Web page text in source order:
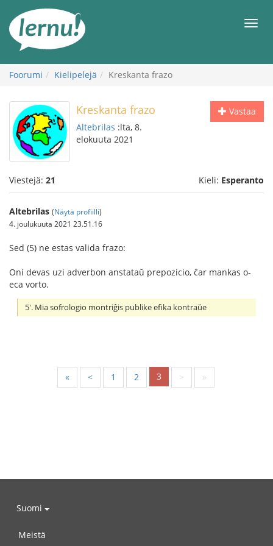
sisältöön
Foorumi Kielipelejä Kreskanta frazo
Vastaa
Kreskanta frazo
Altebrilas :lta, 8.
elokuuta 2021
Viestejä: 21 Kieli: Esperanto
Altebrilas (Näytä profiilli)
4. joulukuuta 2021 23.51.16
Sed (5) ne estas valida frazo:
Oni devas uzi adverbon anstataŭ prepozicio, ĉar mankas o-
eca vorto.
5'. Mia sofrologio montriĝis publike efika kontraŭe
« < 1 2 3 > »
Suomi
Meistä